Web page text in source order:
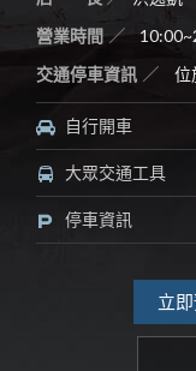
營業時間
交通停車資訊
位
自行開車
大眾交通工具
停車資訊
立